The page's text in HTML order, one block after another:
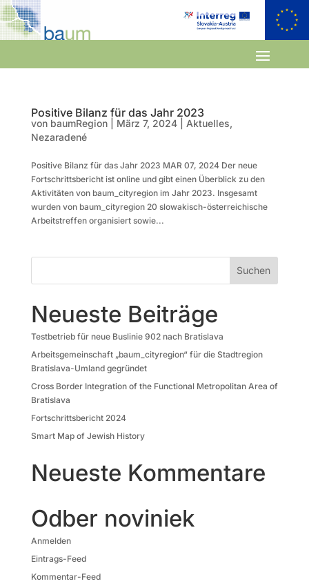
Positive Bilanz für das Jahr 2023
von baumRegion| März 7, 2024| Aktuelles,
Nezaradené
Positive Bilanz für das Jahr 2023 MAR 07, 2024 Der neue
Fortschrittsbericht ist online und gibt einen Überblick zu den
Aktivitäten von baum_cityregion im Jahr 2023. Insgesamt
wurden von baum_cityregion 20 slowakisch-österreichische
Arbeitstreffen organisiert sowie...
Neueste Beiträge
Testbetrieb für neue Buslinie 902 nach Bratislava
Arbeitsgemeinschaft „baum_cityregion“ für die Stadtregion
Bratislava-Umland gegründet
Cross Border Integration of the Functional Metropolitan Area of
Bratislava
Fortschrittsbericht 2024
Smart Map of Jewish History
Neueste Kommentare
Odber noviniek
Anmelden
Eintrags-Feed
Kommentar-Feed